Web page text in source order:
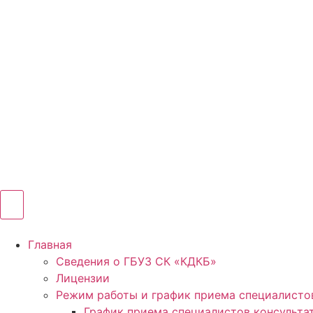
Главная
Сведения о ГБУЗ СК «КДКБ»
Лицензии
Режим работы и график приема